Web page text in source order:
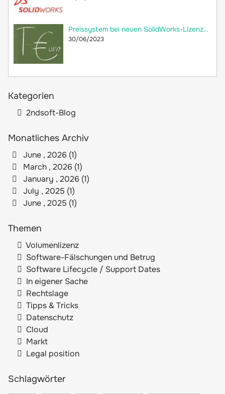
Preissystem bei neuen SolidWorks-Lizenzen: versteckte Preiserhöhung
30/06/2023
Kategorien
2ndsoft-Blog
Monatliches Archiv
June , 2026 (1)
March , 2026 (1)
January , 2026 (1)
July , 2025 (1)
June , 2025 (1)
Themen
Volumenlizenz
Software-Fälschungen und Betrug
Software Lifecycle / Support Dates
In eigener Sache
Rechtslage
Tipps & Tricks
Datenschutz
Cloud
Markt
Legal position
Schlagwörter